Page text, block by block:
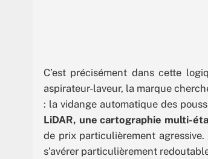
C’est précisément dans cette
aspirateur-laveur, la marque
: la vidange automatique des
LiDAR, une cartographie multi-
de prix particulièrement
s’avérer particulièrement